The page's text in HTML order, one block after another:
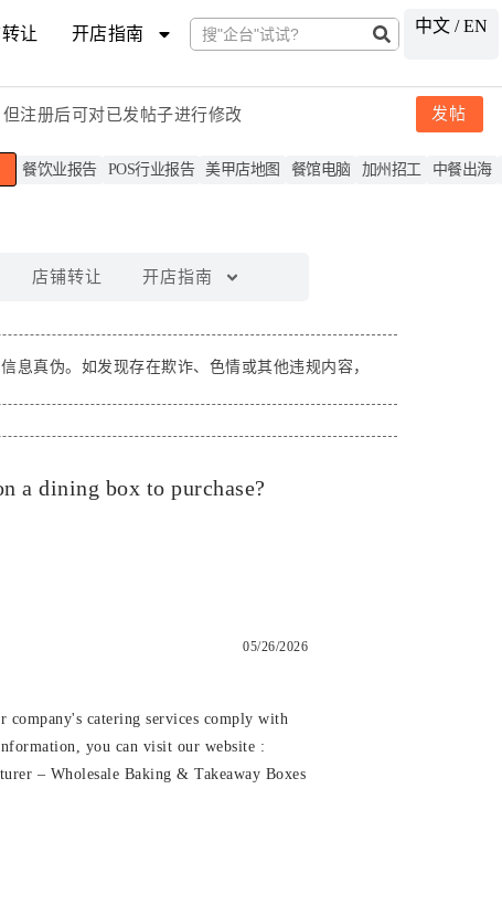
让 开店指南 中文 / EN
注册后可对已发帖子进行修改 发帖
餐饮业报告 POS行业报告 美甲店地图 餐馆电脑 加州招工 中餐出海
店铺转让 开店指南
息真伪。如发现存在欺诈、色情或其他违规内容，
a dining box to purchase?
05/26/2026
company's catering services comply with
you can visit our website :
– Wholesale Baking & Takeaway Boxes